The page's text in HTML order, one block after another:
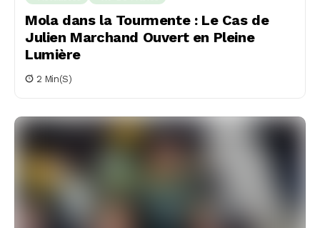
Mola dans la Tourmente : Le Cas de
Julien Marchand Ouvert en Pleine
Lumière
2 Min(s)